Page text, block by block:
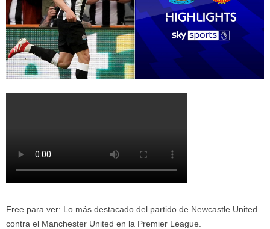
Free para ver: Lo más destacado del partido de Newcastle United
contra el Manchester United en la Premier League.